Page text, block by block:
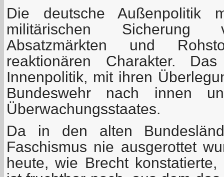
Die deutsche Außenpolitik
militärischen Sicherung
Absatzmärkten und
reaktionären Charakter.
Innenpolitik, mit ihren
Bundeswehr nach innen
Überwachungsstaates.
Da in den alten
Faschismus nie ausgerottet
heute, wie Brecht